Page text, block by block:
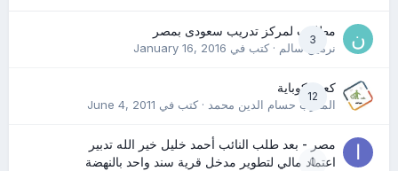
3
مطلوب لمركز تدريب سعودى بمصر
نرمين سالم· كتب في January 16, 2016
12
كعب كوباية
المدرب حسام الدين محمد· كتب في June 4, 2011
0
مصر - بعد طلب النائب أحمد خليل خير الله تدبير
اعتماد مالي لتطوير مدخل قرية سند واحد بالنهضة